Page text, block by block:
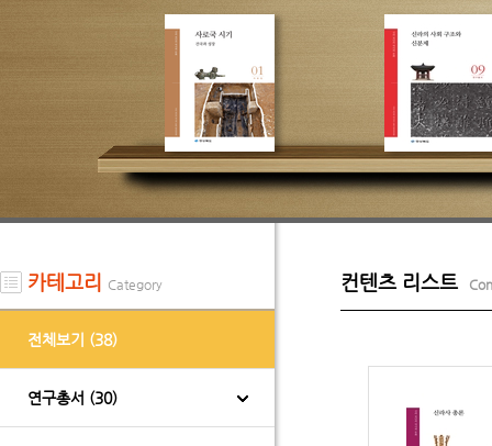
카테고리 Category
전체보기 (38)
연구총서 (30)
컨텐츠 리스트